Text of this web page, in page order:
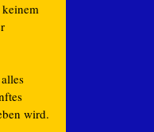
wird.